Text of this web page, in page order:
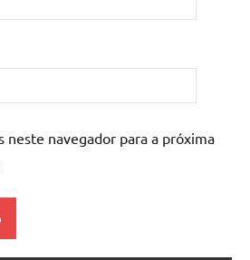
neste navegador para a próxima